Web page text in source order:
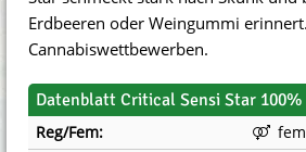
Annabelle´s Garden
Blimburn Seeds
Fast Buds
G13 Labs
Erdbeeren oder Weingummi
Cannabiswettbewerben.
Datenblatt Critical Sensi Star 100%
Reg/Fem: